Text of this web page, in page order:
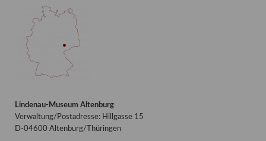
Lindenau-Museum Altenburg
Verwaltung/Postadresse: Hillgasse 15
D-04600 Altenburg/Thüringen